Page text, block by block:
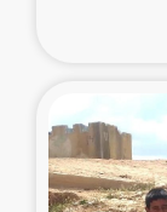
ガ
ガザ地